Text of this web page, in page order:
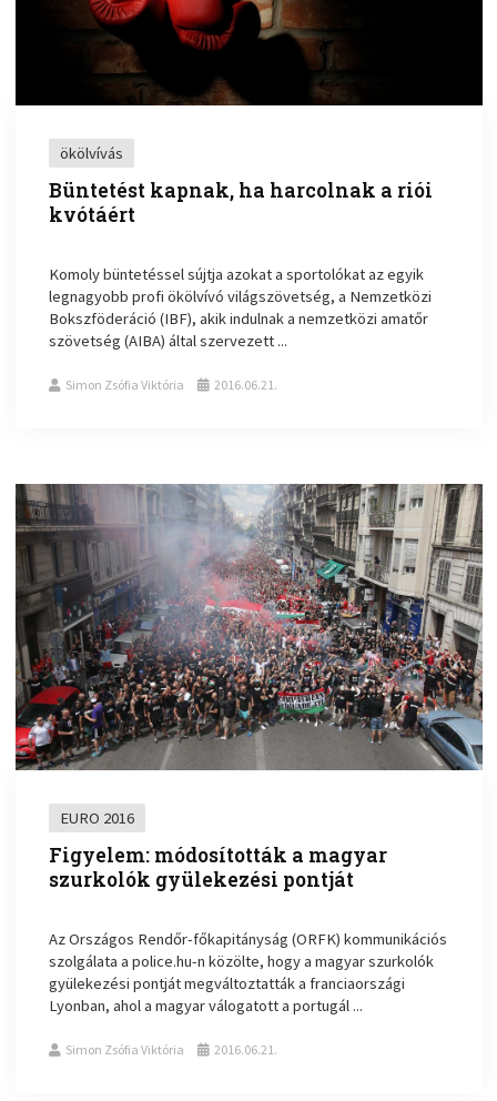
ökölvívás
Büntetést kapnak, ha harcolnak a riói
kvótáért
Komoly büntetéssel sújtja azokat a sportolókat az egyik
legnagyobb profi ökölvívó világszövetség, a Nemzetközi
Bokszföderáció (IBF), akik indulnak a nemzetközi amatőr
szövetség (AIBA) által szervezett ...
Simon Zsófia Viktória 2016.06.21.
EURO 2016
Figyelem: módosították a magyar
szurkolók gyülekezési pontját
Az Országos Rendőr-főkapitányság (ORFK) kommunikációs
szolgálata a police.hu-n közölte, hogy a magyar szurkolók
gyülekezési pontját megváltoztatták a franciaországi
Lyonban, ahol a magyar válogatott a portugál ...
Simon Zsófia Viktória 2016.06.21.